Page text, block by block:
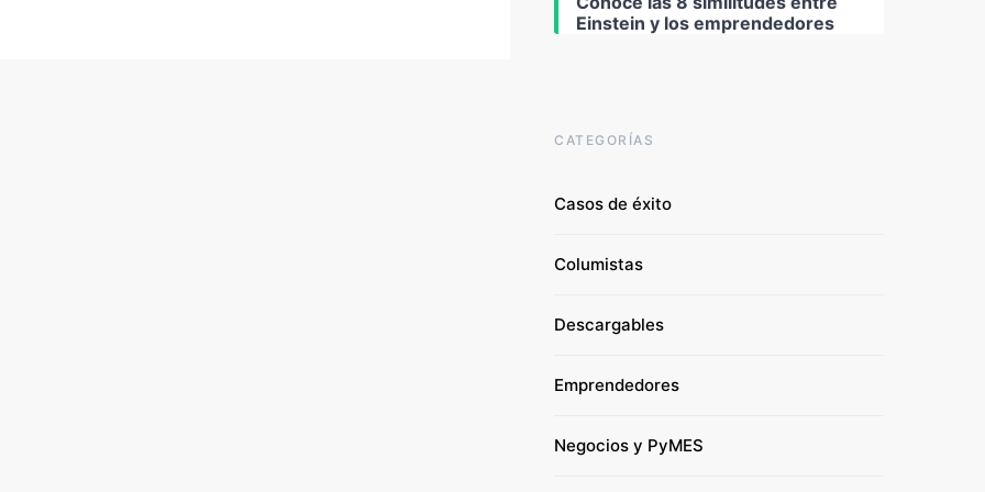
Einstein y los emprendedores
CATEGORÍAS
Casos de éxito
Columistas
Descargables
Emprendedores
Negocios y PyMES